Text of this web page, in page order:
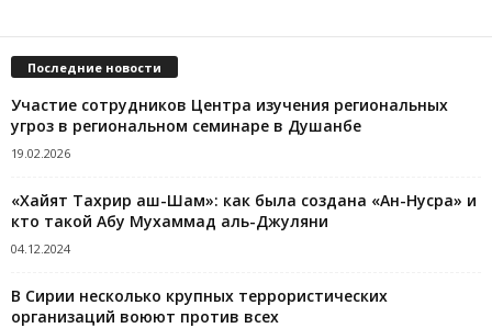
Последние новости
Участие сотрудников Центра изучения региональных
угроз в региональном семинаре в Душанбе
19.02.2026
«Хайят Тахрир аш-Шам»: как была создана «Ан-Нусра» и
кто такой Абу Мухаммад аль-Джуляни
04.12.2024
В Сирии несколько крупных террористических
организаций воюют против всех